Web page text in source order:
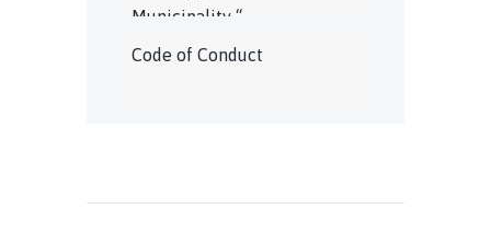
Municipality “
Code of Conduct